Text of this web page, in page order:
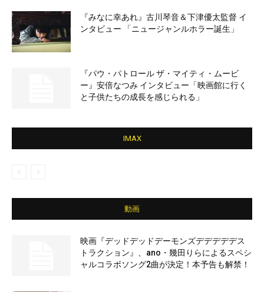
『みなに幸あれ』古川琴音＆下津優太監督 イ
ンタビュー 「ニュージャンルホラー誕生」
『パウ・パトロール ザ・マイティ・ムービ
ー』安倍なつみ インタビュー「映画館に行く
と子供たちの成長を感じられる」
IMAX
動画
映画『デッドデッドデーモンズデデデデデス
トラクション』、ano・幾田りらによるスペシ
ャルコラボソング2曲が決定！本予告も解禁！